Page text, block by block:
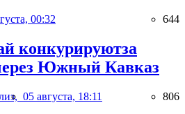
00:32 644
конкурируютза
Южный Кавказ
05 августа, 18:11 806